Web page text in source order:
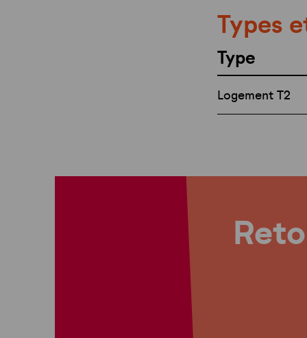
Types
Type
Logement T2